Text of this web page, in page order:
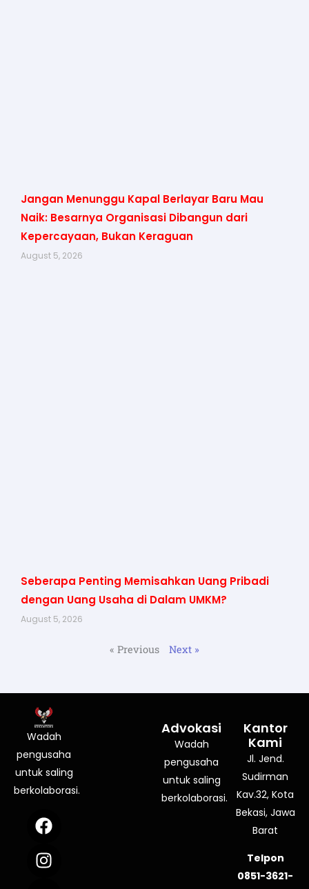
Jangan Menunggu Kapal Berlayar Baru Mau
Naik: Besarnya Organisasi Dibangun dari
Kepercayaan, Bukan Keraguan
August 5, 2026
Seberapa Penting Memisahkan Uang Pribadi
dengan Uang Usaha di Dalam UMKM?
August 5, 2026
« Previous Next »
Wadah
pengusaha
untuk saling
berkolaborasi.
F
a
c
e
I
n
s
t
Y
o
u
t
Advokasi
Wadah
pengusaha
untuk saling
berkolaborasi.
Kantor
Kami
Jl. Jend.
Sudirman
Kav.32, Kota
Bekasi, Jawa
Barat
Telpon
0851-3621-